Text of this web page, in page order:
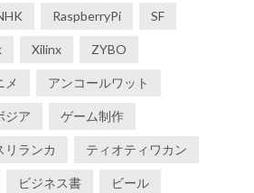
RaspberryPi SF
Xilinx ZYBO
メ アンコールワット
ジア ゲーム制作
リランカ ティオティワカン
ビジネス書 ビール